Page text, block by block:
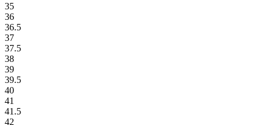
35
36
36.5
37
37.5
38
39
39.5
40
41
41.5
42